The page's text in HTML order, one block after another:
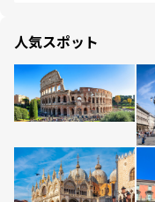
人気スポット